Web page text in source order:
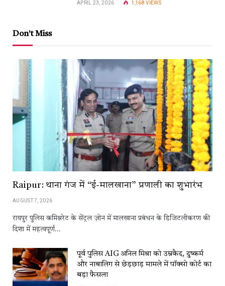
APRIL 23, 2026 1,168VIEWS
Don't Miss
Raipur: थाना गंज में “ई-मालखाना” प्रणाली का शुभारंभ
AUGUST 7, 2026
रायपुर पुलिस कमिश्नरेट के सेंट्रल ज़ोन में मालखाना प्रबंधन के डिजिटलीकरण की
दिशा में महत्वपूर्ण…
पूर्व पुलिस AIG अनिल मिश्रा को उम्रकैद, दुष्कर्म
और नाबालिग से छेड़छाड़ मामले में पॉक्सो कोर्ट का
बड़ा फैसला